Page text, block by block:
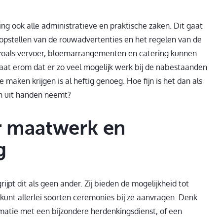
ook alle administratieve en praktische zaken. Dit gaat
van de rouwadvertenties en het regelen van de
vervoer, bloemarrangementen en catering kunnen
erom dat er zo veel mogelijk werk bij de nabestaanden
krijgen is al heftig genoeg. Hoe fijn is het dan als
uit handen neemt?
maatwerk en
dit als geen ander. Zij bieden de mogelijkheid tot
allerlei soorten ceremonies bij ze aanvragen. Denk
met een bijzondere herdenkingsdienst, of een